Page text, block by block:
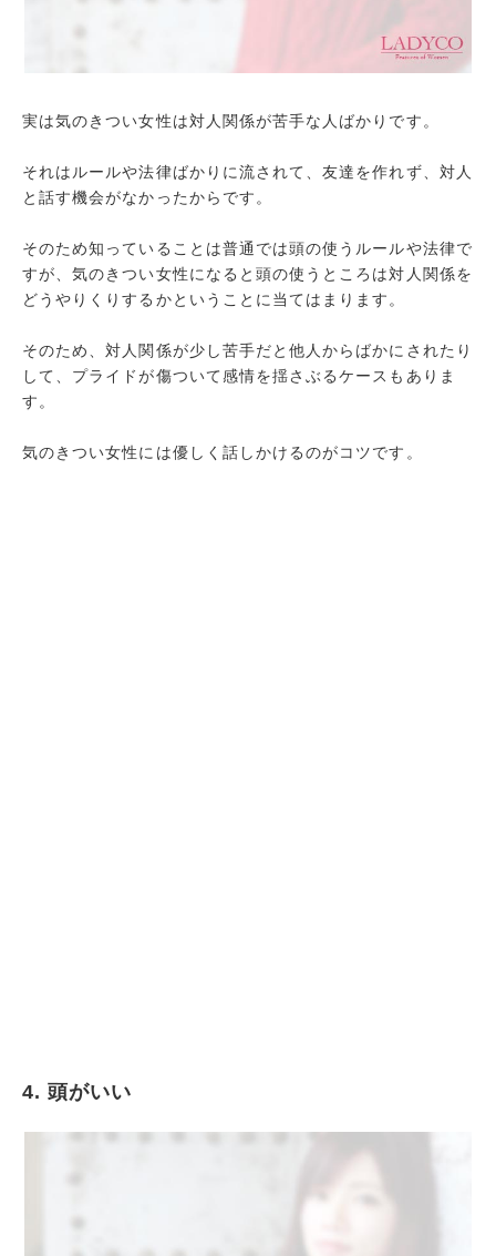
実は気のきつい女性は対人関係が苦手な人ばかりです。
それはルールや法律ばかりに流されて、友達を作れず、対人
と話す機会がなかったからです。
そのため知っていることは普通では頭の使うルールや法律で
すが、気のきつい女性になると頭の使うところは対人関係を
どうやりくりするかということに当てはまります。
そのため、対人関係が少し苦手だと他人からばかにされたり
して、プライドが傷ついて感情を揺さぶるケースもありま
す。
気のきつい女性には優しく話しかけるのがコツです。
4. 頭がいい